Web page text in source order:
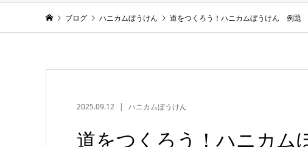
ブログ ハニカムぼうけん 道をつくろう！ハニカムぼうけん 例題
2025.09.12 ハニカムぼうけん
道をつくろう！ハニカ